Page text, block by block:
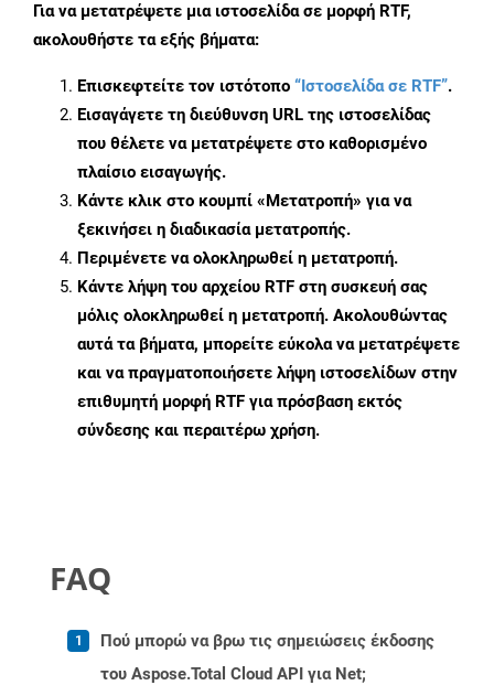
Για να μετατρέψετε μια ιστοσελίδα σε μορφή RTF,
ακολουθήστε τα εξής βήματα:
Επισκεφτείτε τον ιστότοπο “Ιστοσελίδα σε RTF”.
Εισαγάγετε τη διεύθυνση URL της ιστοσελίδας
που θέλετε να μετατρέψετε στο καθορισμένο
πλαίσιο εισαγωγής.
Κάντε κλικ στο κουμπί «Μετατροπή» για να
ξεκινήσει η διαδικασία μετατροπής.
Περιμένετε να ολοκληρωθεί η μετατροπή.
Κάντε λήψη του αρχείου RTF στη συσκευή σας
μόλις ολοκληρωθεί η μετατροπή. Ακολουθώντας
αυτά τα βήματα, μπορείτε εύκολα να μετατρέψετε
και να πραγματοποιήσετε λήψη ιστοσελίδων στην
επιθυμητή μορφή RTF για πρόσβαση εκτός
σύνδεσης και περαιτέρω χρήση.
FAQ
Πού μπορώ να βρω τις σημειώσεις έκδοσης
του Aspose.Total Cloud API για Net;